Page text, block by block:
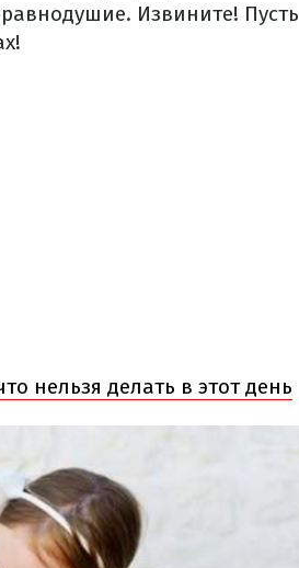
Извините! Пусть
нельзя делать в этот день